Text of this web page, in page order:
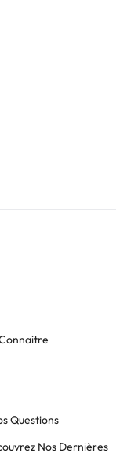
Questions
Nos Dernières